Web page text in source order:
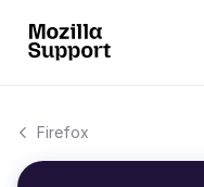
Firefox